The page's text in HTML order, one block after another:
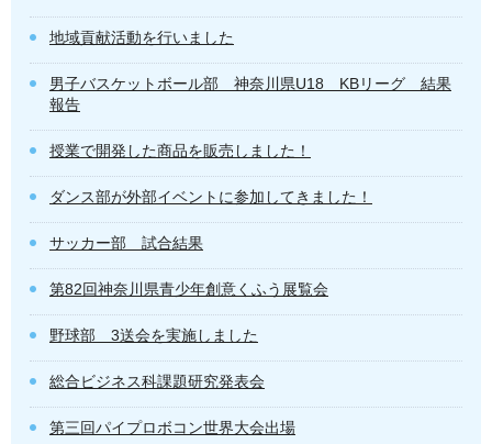
地域貢献活動を行いました
男子バスケットボール部 神奈川県U18 KBリーグ 結果
報告
授業で開発した商品を販売しました！
ダンス部が外部イベントに参加してきました！
サッカー部 試合結果
第82回神奈川県青少年創意くふう展覧会
野球部 3送会を実施しました
総合ビジネス科課題研究発表会
第三回パイプロボコン世界大会出場